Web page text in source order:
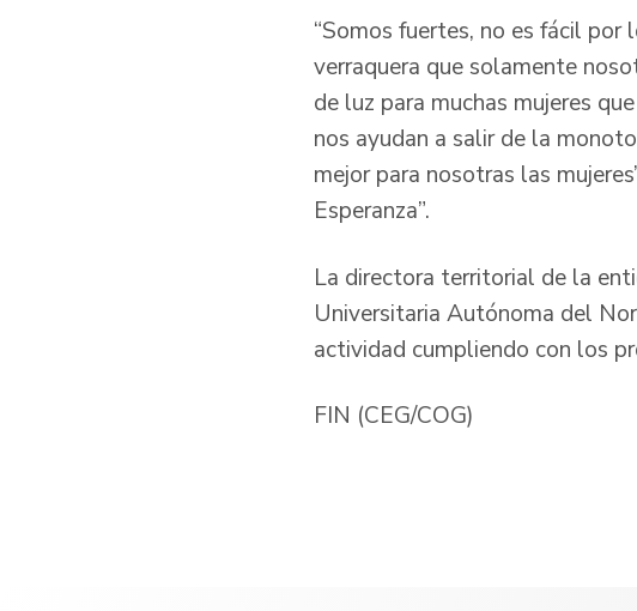
“Somos fuertes, no es fácil por
verraquera que solamente
de luz para muchas mujeres
nos ayudan a salir de la
mejor para nosotras las
Esperanza”.
La directora territorial de la
Universitaria Autónoma del
actividad cumpliendo con los
FIN (CEG/COG)